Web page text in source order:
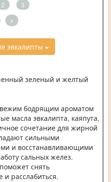
2 3
>
эвкалипты
зеленый и желтый
бодрящим ароматом
масла эвкалипта, каяпута,
сочетание для жирной
сильными
и восстанавливающими
сальных желез.
снять
расслабиться.